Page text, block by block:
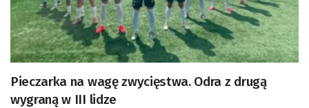
Pieczarka na wagę zwycięstwa. Odra z drugą
wygraną w III lidze